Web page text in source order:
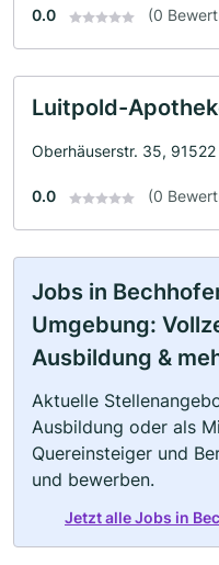
0.0 (0
Luitpold-
Oberhäuserstr. 35,
0.0 (0
Jobs in
Umgebung:
Ausbildung &
Aktuelle
Ausbildung oder als
Quereinsteiger und
und bewerben.
Jetzt alle Jobs in